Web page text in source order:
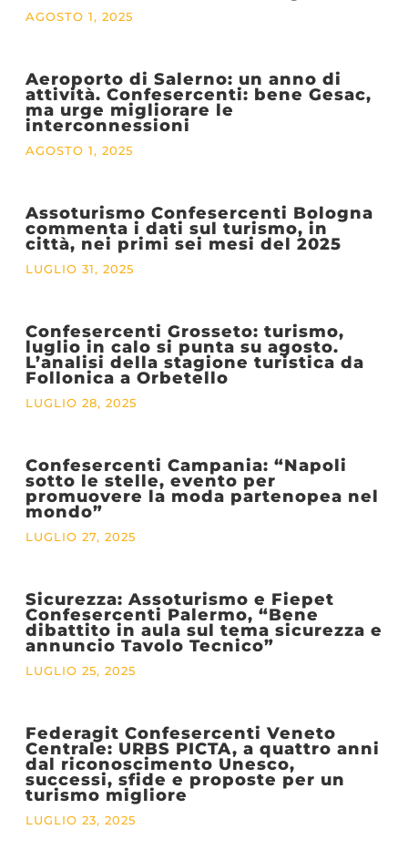
AGOSTO 1, 2025
Aeroporto di Salerno: un anno di
attività. Confesercenti: bene Gesac,
ma urge migliorare le
interconnessioni
AGOSTO 1, 2025
Assoturismo Confesercenti Bologna
commenta i dati sul turismo, in
città, nei primi sei mesi del 2025
LUGLIO 31, 2025
Confesercenti Grosseto: turismo,
luglio in calo si punta su agosto.
L’analisi della stagione turistica da
Follonica a Orbetello
LUGLIO 28, 2025
Confesercenti Campania: “Napoli
sotto le stelle, evento per
promuovere la moda partenopea nel
mondo”
LUGLIO 27, 2025
Sicurezza: Assoturismo e Fiepet
Confesercenti Palermo, “Bene
dibattito in aula sul tema sicurezza e
annuncio Tavolo Tecnico”
LUGLIO 25, 2025
Federagit Confesercenti Veneto
Centrale: URBS PICTA, a quattro anni
dal riconoscimento Unesco,
successi, sfide e proposte per un
turismo migliore
LUGLIO 23, 2025